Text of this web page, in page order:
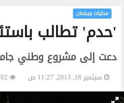
'حدم' تطالب
محليات وبرلمان
دعت إلى مشروع وطني
سبتمبر 18, 2013, 11:27 ص